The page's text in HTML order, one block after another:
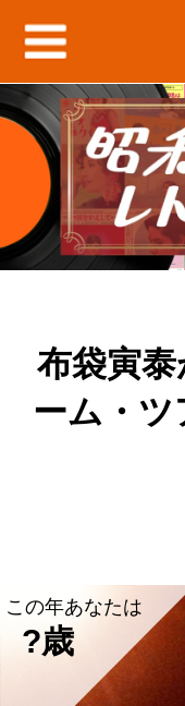
布袋寅
ーム・
この年あなたは
?歳